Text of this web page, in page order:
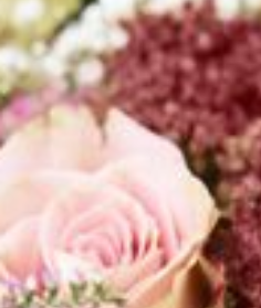
Familienbetrieb 3.
Qualifiziertes Personal
Positiver Bekanntheitsgrad
Kundenwünsche werden
Unmögliches machen wir
länger